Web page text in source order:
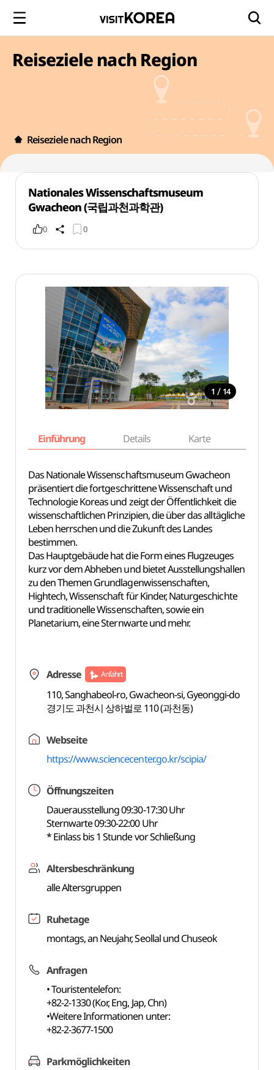
Reiseziele nach Region
Reiseziele nach Region
Nationales Wissenschaftsmuseum
Gwacheon (국립과천과학관)
0 0
1 / 14
Einführung Details Karte
Das Nationale Wissenschaftsmuseum Gwacheon
präsentiert die fortgeschrittene Wissenschaft und
Technologie Koreas und zeigt der Öffentlichkeit die
wissenschaftlichen Prinzipien, die über das alltägliche
Leben herrschen und die Zukunft des Landes
bestimmen.
Das Hauptgebäude hat die Form eines Flugzeuges
kurz vor dem Abheben und bietet Ausstellungshallen
zu den Themen Grundlagenwissenschaften,
Hightech, Wissenschaft für Kinder, Naturgeschichte
und traditionelle Wissenschaften, sowie ein
Planetarium, eine Sternwarte und mehr.
Adresse Anfahrt
110, Sanghabeol-ro, Gwacheon-si, Gyeonggi-do
경기도 과천시 상하벌로 110 (과천동)
Webseite
https://www.sciencecenter.go.kr/scipia/
Öffnungszeiten
Dauerausstellung 09:30-17:30 Uhr
Sternwarte 09:30-22:00 Uhr
* Einlass bis 1 Stunde vor Schließung
Altersbeschränkung
alle Altersgruppen
Ruhetage
montags, an Neujahr, Seollal und Chuseok
Anfragen
• Touristentelefon:
+82-2-1330 (Kor, Eng, Jap, Chn)
•Weitere Informationen unter:
+82-2-3677-1500
Parkmöglichkeiten